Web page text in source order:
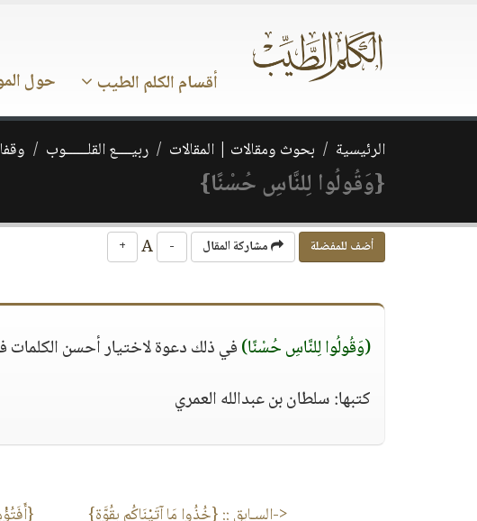
أقسام الكلم الطيب حول
الرئيسية بحوث ومقالات | المقالات ربيــــع القلــــــوب
{وَقُولُوا لِلنَّاسِ حُسْنًا}
أضف للمفضلة مشاركة المقال -
+
(وَقُولُوا لِلنَّاسِ حُسْنًا)في ذلك دعوة لاختيار أحسن الكلمات
كتبها: سلطان بن عبدالله العمري
<-السـابق :: {خُذُوا مَا آتَيْنَاكُم بِقُوَّةٍ}